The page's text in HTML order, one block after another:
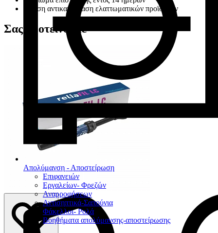
Απολύμανση - Αποστείρωση
Επιφανειών
Εργαλείων- Φρεζών
Αναρροφήσεων
Αντισηπτικά-Σαπούνια
Φάκελλοι- Ρολά
Βοηθήματα απολύμανσης-αποστείρωσης
Άμεση αντικατάσταση ελαττωματικών προϊόντων
Σας προτείνουμε